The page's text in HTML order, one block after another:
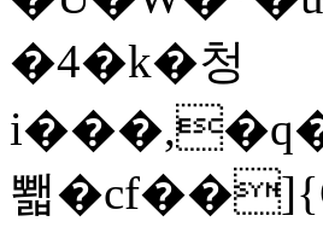
�4�k�청
뾃